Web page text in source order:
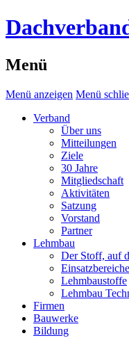
Menü
Menü anzeigen Menü
Verband
Über uns
Mitteilungen
Ziele
30 Jahre
Mitgliedschaft
Aktivitäten
Satzung
Vorstand
Partner
Lehmbau
Der Stoff, auf
Einsatzbereiche
Lehmbaustoffe
Lehmbau
Firmen
Bauwerke
Bildung